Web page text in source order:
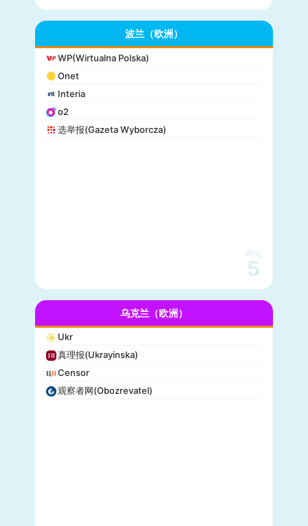
波兰（欧洲）
WP(Wirtualna Polska)
Onet
Interia
o2
选举报(Gazeta Wyborcza)
网站
5
乌克兰（欧洲）
Ukr
真理报(Ukrayinska)
Censor
观察者网(Obozrevatel)